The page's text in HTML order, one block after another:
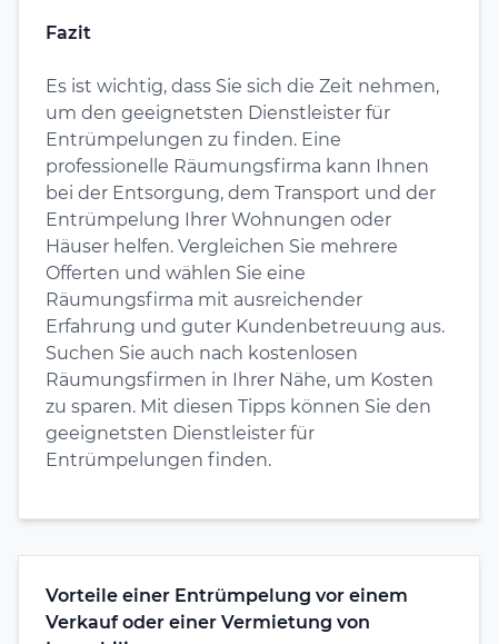
Fazit
Es ist wichtig, dass Sie sich die Zeit nehmen,
um den geeignetsten Dienstleister für
Entrümpelungen zu finden. Eine
professionelle Räumungsfirma kann Ihnen
bei der Entsorgung, dem Transport und der
Entrümpelung Ihrer Wohnungen oder
Häuser helfen. Vergleichen Sie mehrere
Offerten und wählen Sie eine
Räumungsfirma mit ausreichender
Erfahrung und guter Kundenbetreuung aus.
Suchen Sie auch nach kostenlosen
Räumungsfirmen in Ihrer Nähe, um Kosten
zu sparen. Mit diesen Tipps können Sie den
geeignetsten Dienstleister für
Entrümpelungen finden.
Vorteile einer Entrümpelung vor einem
Verkauf oder einer Vermietung von